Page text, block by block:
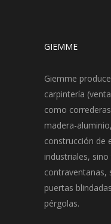
GIEMME
Giemme
carpintería
como
madera-
construcción de
industriales,
contraventanas,
puertas
pérgolas.